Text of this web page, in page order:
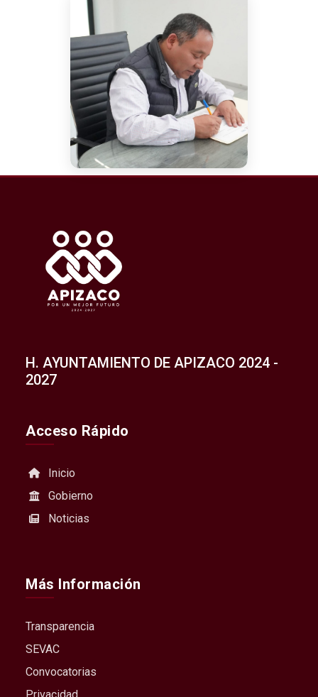
H. AYUNTAMIENTO DE APIZACO 2024 -
2027
Acceso Rápido
Inicio
Gobierno
Noticias
Más Información
Transparencia
SEVAC
Convocatorias